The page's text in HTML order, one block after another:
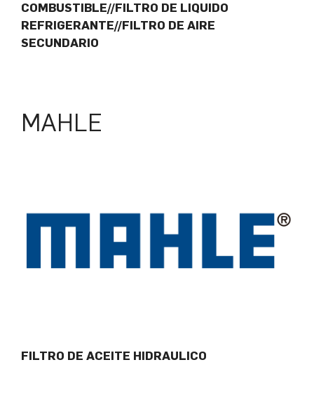
COMBUSTIBLE//FILTRO DE LIQUIDO
REFRIGERANTE//FILTRO DE AIRE
SECUNDARIO
MAHLE
FILTRO DE ACEITE HIDRAULICO